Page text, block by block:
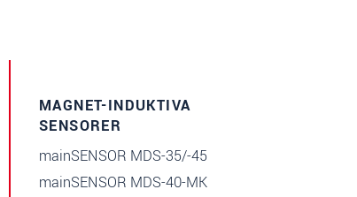
MAGNET-INDUKTIVA
SENSORER
mainSENSOR MDS-35/-45
mainSENSOR MDS-40-MK